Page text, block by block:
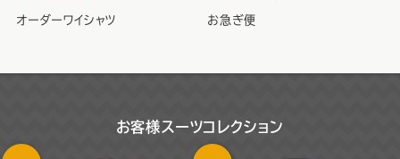
オーダーワイシャツ お急ぎ便
お客様スーツコレクション